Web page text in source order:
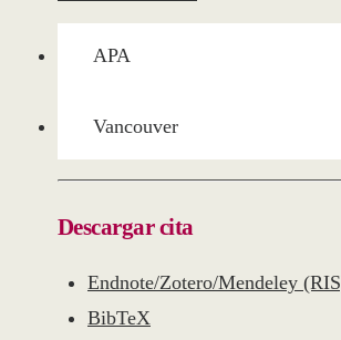
APA
Vancouver
Descargar cita
Endnote/Zotero/Mendeley
BibTeX